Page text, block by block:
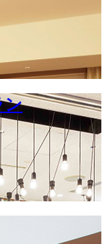
ン